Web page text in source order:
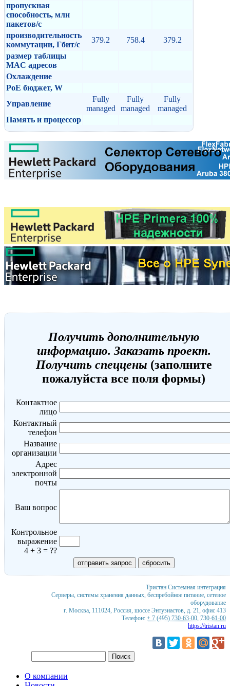
пропускная
способность, млн
пакетов/с
производительность
коммутации, Гбит/с
379.2 758.4
379.2
размер таблицы
MAC адресов
Охлаждение
PoE бюджет, W
Управление
Fully
managed
Fully
managed
Fully
managed
Память и процессор
Получить дополнительную
информацию. Заказать проект.
Получить спеццены (заполните
пожалуйста все поля формы)
Контактное
лицо
Контактный
телефон
Название
организации
Адрес
электронной
почты
Ваш вопрос
Контрольное
выражение
4 + 3 = ??
Тристан Системная интеграция
Серверы, системы хранения данных, беспребойное питание, сетевое
оборудование
г. Москва, 111024, Россия, шоссе Энтузиастов, д. 21, офис 413
Телефон: + 7 (495) 730-63-00, 730-61-00
https://tristan.ru
О компании